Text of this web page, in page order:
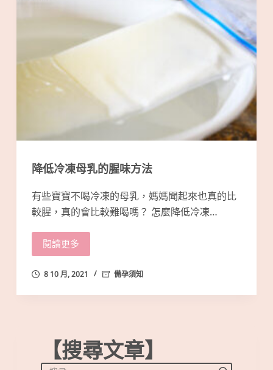
降低冷凍母乳的腥味方法
有些寶寶不喝冷凍的母乳，媽媽聞起來也真的比
較腥，真的會比較難喝嗎？ 怎麼降低冷凍…
閱讀更多
8 10 月, 2021 備孕須知
【搜尋文章】